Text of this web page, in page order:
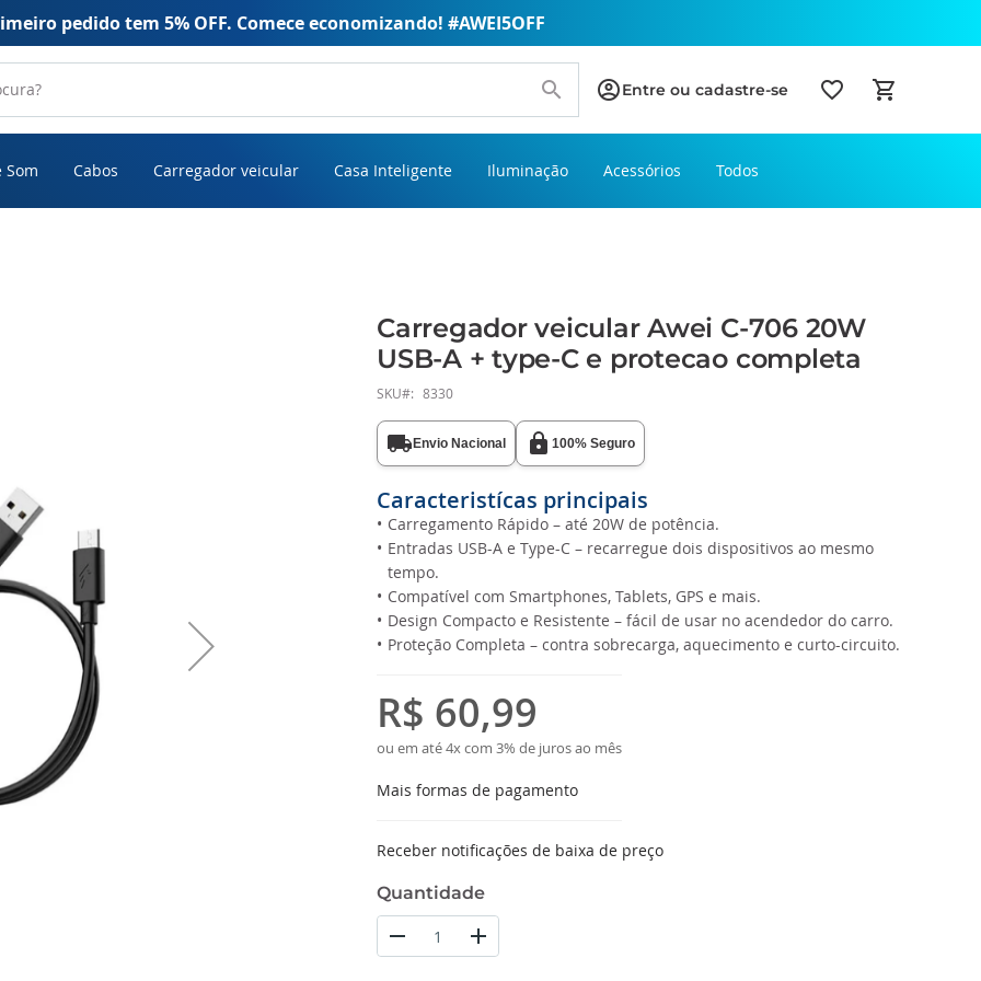
pedido tem 5% OFF. Comece economizando! #AWEI5OFF
Entre ou cadastre-se
Som Cabos Carregador veicular Casa Inteligente Iluminação Acessórios Todos
Carregador veicular Awei C-706 20W
USB-A + type-C e protecao completa
SKU 8330
Envio Nacional 100% Seguro
Caracteristícas principais
• Carregamento Rápido – até 20W de potência.
• Entradas USB-A e Type-C – recarregue dois dispositivos ao mesmo
tempo.
• Compatível com Smartphones, Tablets, GPS e mais.
• Design Compacto e Resistente – fácil de usar no acendedor do carro.
• Proteção Completa – contra sobrecarga, aquecimento e curto-circuito.
R$ 60,99
ou em até 4x com 3% de juros ao mês
Mais formas de pagamento
Receber notificações de baixa de preço
Quantidade